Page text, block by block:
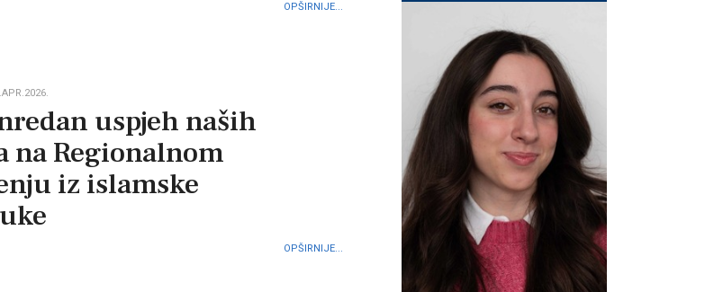
OPŠIRNIJE...
uspjeh naših
na Regionalnom
iz islamske
OPŠIRNIJE...